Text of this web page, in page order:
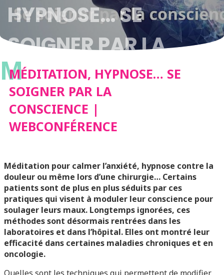
HYPNOSE… SE
SOIGNER PAR LA
CONSCIENCE |
WEBCONFÉRENCE
M
MÉDITATION, HYPNOSE… SE
SOIGNER PAR LA
CONSCIENCE |
WEBCONFÉRENCE
Méditation pour calmer l’anxiété, hypnose contre la
douleur ou même lors d’une chirurgie… Certains
patients sont de plus en plus séduits par ces
pratiques qui visent à moduler leur conscience pour
soulager leurs maux. Longtemps ignorées, ces
méthodes sont désormais rentrées dans les
laboratoires et dans l’hôpital. Elles ont montré leur
efficacité dans certaines maladies chroniques et en
oncologie.